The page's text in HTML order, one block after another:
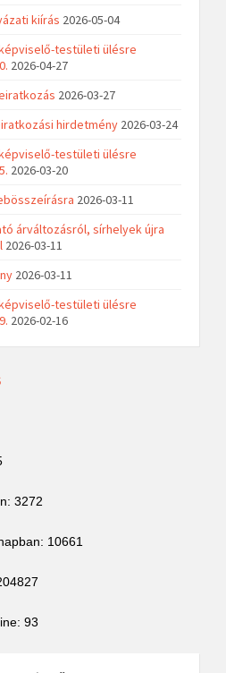
kiírás 2026-05-04
testületi ülésre
2026-04-27
2026-03-27
hirdetmény 2026-03-24
testületi ülésre
2026-03-20
2026-03-11
árváltozásról, sírhelyek újra
2026-03-11
2026-03-11
testületi ülésre
2026-02-16
3272
10661
93